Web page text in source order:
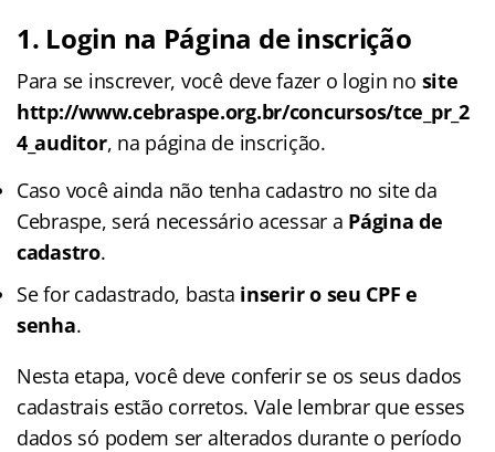
1. Login na Página de inscrição
Para se inscrever, você deve fazer o login no site
http://www.cebraspe.org.br/concursos/tce_pr_2
4_auditor, na página de inscrição.
Caso você ainda não tenha cadastro no site da
Cebraspe, será necessário acessar a Página de
cadastro.
Se for cadastrado, basta inserir o seu CPF e
senha.
Nesta etapa, você deve conferir se os seus dados
cadastrais estão corretos. Vale lembrar que esses
dados só podem ser alterados durante o período